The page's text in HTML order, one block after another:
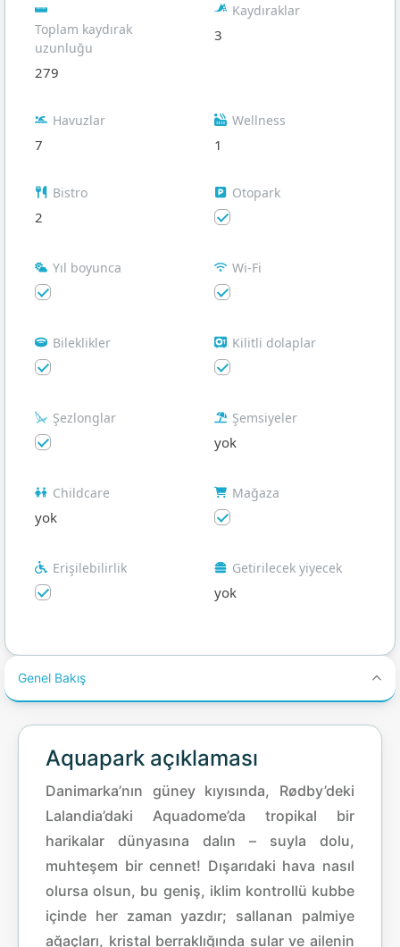
Toplam kaydırak
uzunluğu
279
Kaydıraklar
3
Havuzlar
7
Wellness
1
Bistro
2
Otopark
Yıl boyunca Wi-Fi
Bileklikler Kilitli dolaplar
Şezlonglar Şemsiyeler
yok
Childcare
yok
Mağaza
Erişilebilirlik Getirilecek yiyecek
yok
Genel Bakış
Aquapark açıklaması
Danimarka’nın güney kıyısında, Rødby’deki
Lalandia’daki Aquadome’da tropikal bir
harikalar dünyasına dalın – suyla dolu,
muhteşem bir cennet! Dışarıdaki hava nasıl
olursa olsun, bu geniş, iklim kontrollü kubbe
içinde her zaman yazdır; sallanan palmiye
ağaçları, kristal berraklığında sular ve ailenin